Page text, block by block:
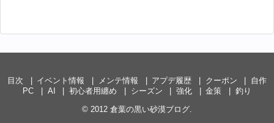
目次 イベント情報 メンテ情報 アプデ履歴 クーポン
自作
PC
AI 初心者用纏め シーズン 強化 金策
釣り
© 2012 倉葉の黒い砂漠ブログ